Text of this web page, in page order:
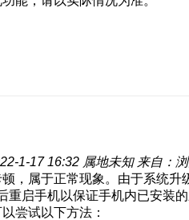
1-17 16:32 属地未知 来自：
，属于正常现象。由于系统
启手机以保证手机内已安装的
尝试以下方法：